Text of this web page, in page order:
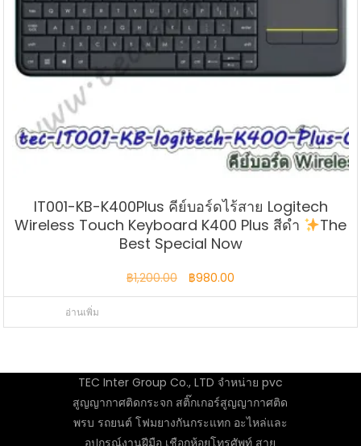
IT001-KB-K400Plus คีย์บอร์ดไร้สาย Logitech
Wireless Touch Keyboard K400 Plus สีดำ
The
Best Special Now
฿1,200.00
Original
price
฿980.00
price
อ่านเพิ่ม
TEC Inter Group Co., LTD จำหน่าย pvc
สูญญากาศติดกระจก สติ๊กเกอร์สูญญากาศติด
พรบ รถยนต์ โฟมยางกันกระแทก อะไหล่และ
อุปกรณ์งานฝีมือ เชือกห้อยโทรศัพท์ สาย